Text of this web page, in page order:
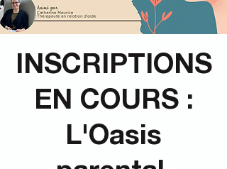
INSCRIPTIONS
EN COURS :
L'Oasis